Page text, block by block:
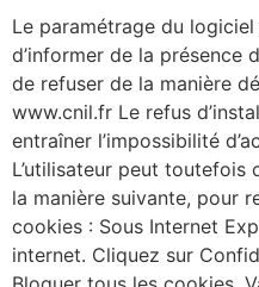
Le paramétrage du
d’informer de la présence
de refuser de la manière
www.cnil.fr Le refus
entraîner l’impossibilité
L’utilisateur peut
la manière suivante, pour
cookies : Sous Internet
internet. Cliquez sur